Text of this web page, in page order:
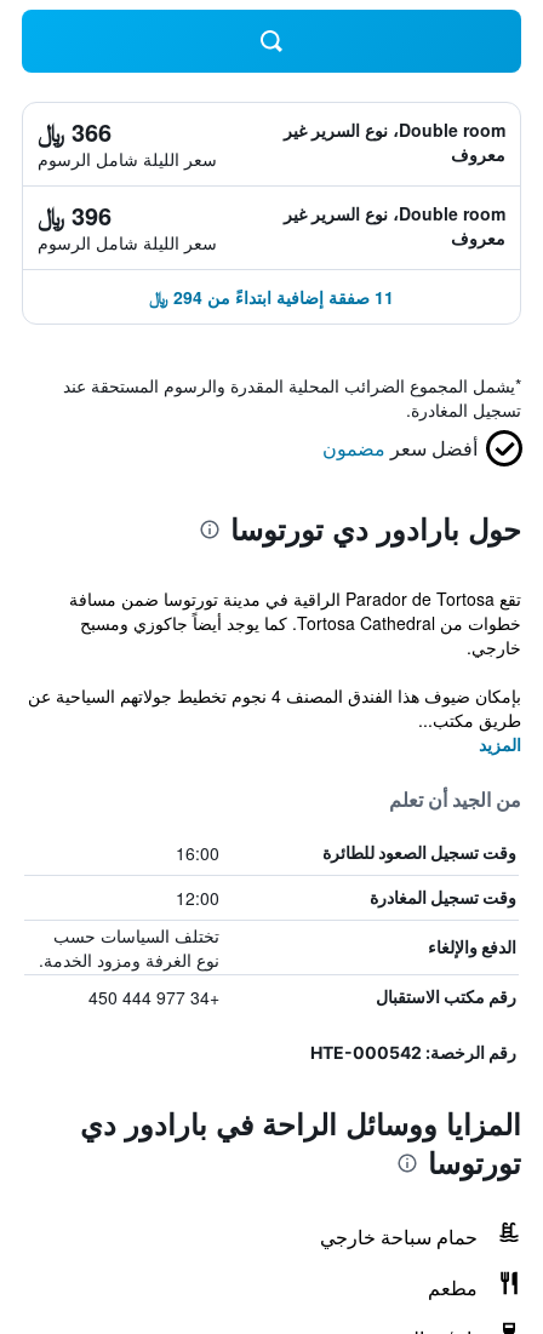
Double room، نوع السرير غير
معروف
366 ﷼
سعر الليلة شامل الرسوم
Double room، نوع السرير غير
معروف
396 ﷼
سعر الليلة شامل الرسوم
11 صفقة إضافية ابتداءً من 294 ﷼
*يشمل المجموع الضرائب المحلية المقدرة والرسوم المستحقة عند
تسجيل المغادرة.
أفضل سعر مضمون
حول بارادور دي تورتوسا
تقع Parador de Tortosa الراقية في مدينة تورتوسا ضمن مسافة
خطوات من Tortosa Cathedral. كما يوجد أيضاً جاكوزي ومسبح
خارجي.
بإمكان ضيوف هذا الفندق المصنف 4 نجوم تخطيط جولاتهم السياحية عن
طريق مكتب...
المزيد
من الجيد أن تعلم
وقت تسجيل الصعود للطائرة 16:00
وقت تسجيل المغادرة 12:00
الدفع والإلغاء
تختلف السياسات حسب
نوع الغرفة ومزود الخدمة.
رقم مكتب الاستقبال +34 977 444 450
رقم الرخصة: HTE-000542
المزايا ووسائل الراحة في بارادور دي
تورتوسا
حمام سباحة خارجي
مطعم